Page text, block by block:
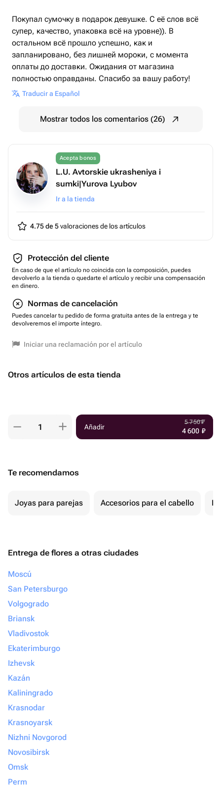
Покупал сумочку в подарок девушке. С её слов всё
супер, качество, упаковка всё на уровне)). В
остальном всё прошло успешно, как и
запланировано, без лишней мороки, с момента
оплаты до доставки. Ожидания от магазина
полностью оправданы. Спасибо за вашу работу!
Traducir a Español
Mostrar todos los comentarios (26)
Acepta bonos
L.U. Avtorskie ukrasheniya i
sumki|Yurova Lyubov
Ir a la tienda
4.75 de 5valoraciones de los artículos
Protección del cliente
En caso de que el artículo no coincida con la composición, puedes
devolverlo a la tienda o quedarte el artículo y recibir una compensación
en dinero.
Normas de cancelación
Puedes cancelar tu pedido de forma gratuita antes de la entrega y te
devolveremos el importe íntegro.
Iniciar una reclamación por el artículo
Otros artículos de esta tienda
Añadir
5 750₽
4 600 ₽
Te recomendamos
Joyas para parejas Accesorios para el cabello
Entrega de flores a otras ciudades
Moscú
San Petersburgo
Volgogrado
Briansk
Vladivostok
Ekaterimburgo
Izhevsk
Kazán
Kaliningrado
Krasnodar
Krasnoyarsk
Nizhni Novgorod
Novosibirsk
Omsk
Perm